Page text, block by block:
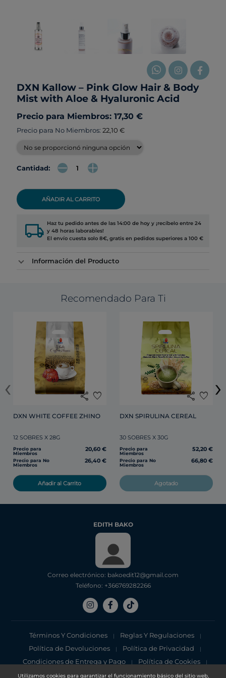
Utilizamos cookies para garantizar el funcionamiento básico del sitio web,
DXN Kallow – Pink Glow Hair & Body
Mist with Aloe & Hyaluronic Acid
Precio para Miembros: 17,30 €
Precio para No Miembros: 22,10 €
Cantidad:
AÑADIR AL CARRITO
local_shipping Haz tu pedido antes de las 14:00 de hoy y ¡recíbelo entre 24
y 48 horas laborables!
El envío cuesta solo 8€, gratis en pedidos superiores a 100 €
Información del Producto
Recomendado Para Ti
share favorite
DXN WHITE COFFEE ZHINO
12 SOBRES X 28G
Precio para
Miembros
20,60 €
Precio para No
Miembros
26,40 €
Añadir al Carrito
share favorite
30 SOBRES X 30G
Precio para
Miembros
52,20 €
Precio para No
Miembros
66,80 €
Agotado
‹ ›
EDITH BAKO
Correo electrónico: bakoedit12@gmail.com
Teléfono: +366769282266
Términos Y Condiciones | Reglas Y Regulaciones |
Política de Devoluciones | Política de Privacidad |
Condiciones de Entrega y Pago | Política de Cookies |
Aviso de privacidad